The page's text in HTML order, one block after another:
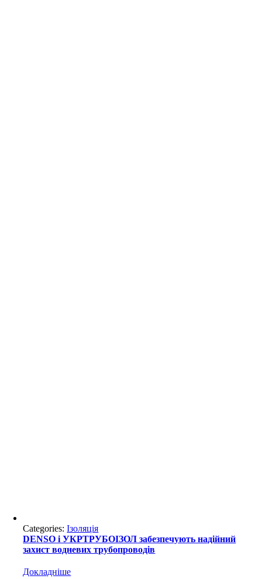
Categories:Ізоляція
DENSO і УКРТРУБОІЗОЛ забезпечують надійний
захист водневих трубопроводів
Докладніше